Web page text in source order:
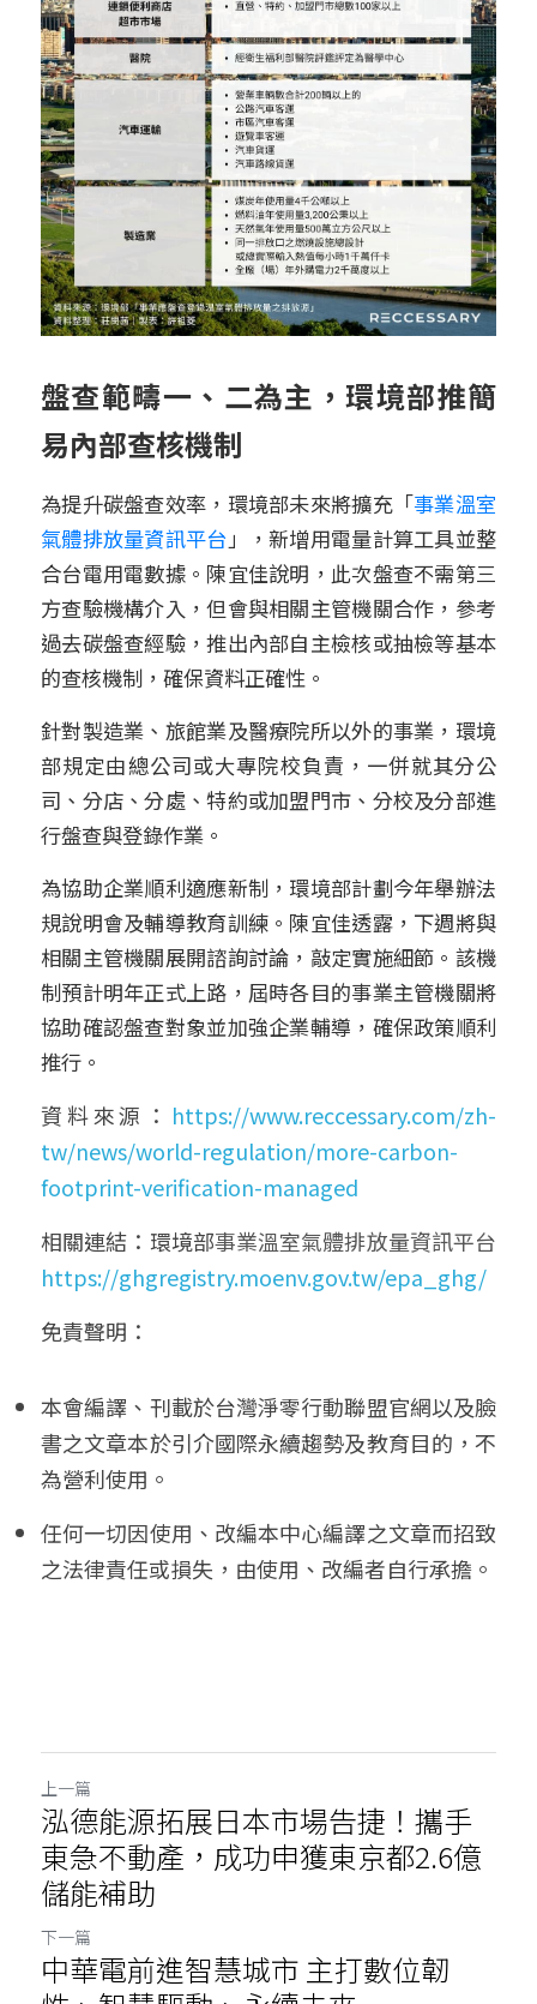
盤查範疇一、二為主，環境部推簡
易內部查核機制
為提升碳盤查效率，環境部未來將擴充「事業溫室
氣體排放量資訊平台」，新增用電量計算工具並整
合台電用電數據。陳宜佳說明，此次盤查不需第三
方查驗機構介入，但會與相關主管機關合作，參考
過去碳盤查經驗，推出內部自主檢核或抽檢等基本
的查核機制，確保資料正確性。
針對製造業、旅館業及醫療院所以外的事業，環境
部規定由總公司或大專院校負責，一併就其分公
司、分店、分處、特約或加盟門市、分校及分部進
行盤查與登錄作業。
為協助企業順利適應新制，環境部計劃今年舉辦法
規說明會及輔導教育訓練。陳宜佳透露，下週將與
相關主管機關展開諮詢討論，敲定實施細節。該機
制預計明年正式上路，屆時各目的事業主管機關將
協助確認盤查對象並加強企業輔導，確保政策順利
推行。
資料來源： https://www.reccessary.com/zh-
tw/news/world-regulation/more-carbon-
footprint-verification-managed
相關連結：環境部事業溫室氣體排放量資訊平台
https://ghgregistry.moenv.gov.tw/epa_ghg/
免責聲明：
本會編譯、刊載於台灣淨零行動聯盟官網以及臉
書之文章本於引介國際永續趨勢及教育目的，不
為營利使用。
任何一切因使用、改編本中心編譯之文章而招致
之法律責任或損失，由使用、改編者自行承擔。
上一篇
泓德能源拓展日本市場告捷！攜手
東急不動產，成功申獲東京都2.6億
儲能補助
下一篇
中華電前進智慧城市 主打數位韌